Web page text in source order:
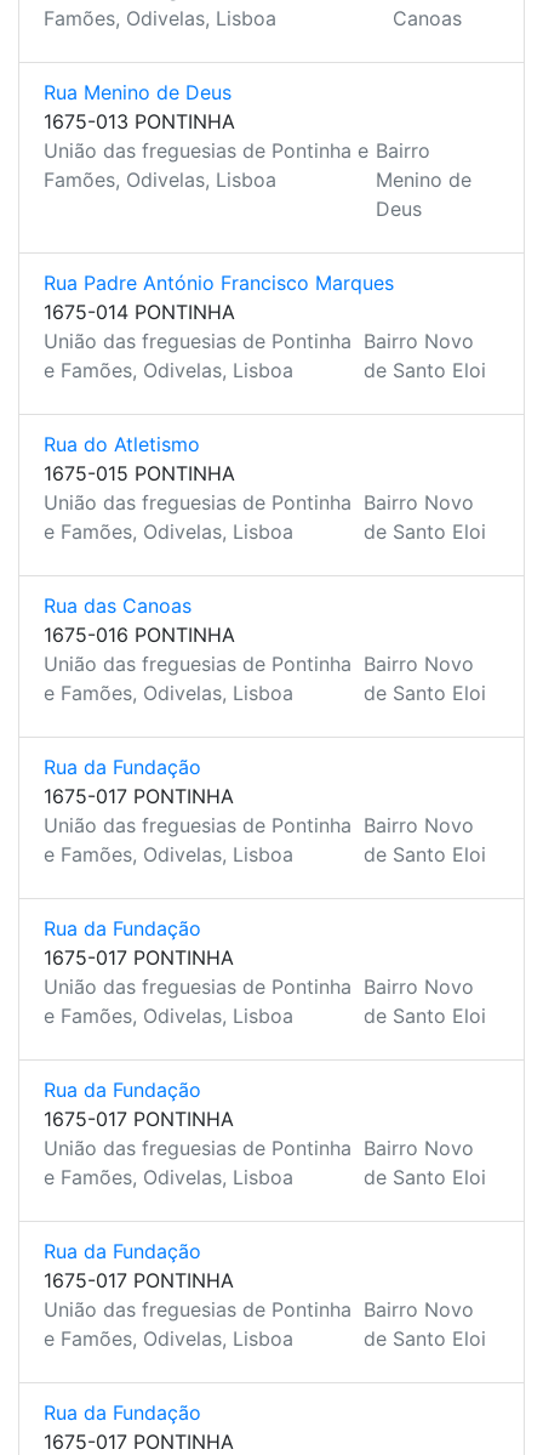
Famões, Odivelas, Lisboa
Canoas
Rua Menino de Deus
1675-013 PONTINHA
União das freguesias de Pontinha e
Famões, Odivelas, Lisboa
Bairro
Menino de
Deus
Rua Padre António Francisco Marques
1675-014 PONTINHA
União das freguesias de Pontinha
e Famões, Odivelas, Lisboa
Bairro Novo
de Santo Eloi
Rua do Atletismo
1675-015 PONTINHA
União das freguesias de Pontinha
e Famões, Odivelas, Lisboa
Bairro Novo
de Santo Eloi
Rua das Canoas
1675-016 PONTINHA
União das freguesias de Pontinha
e Famões, Odivelas, Lisboa
Bairro Novo
de Santo Eloi
Rua da Fundação
1675-017 PONTINHA
União das freguesias de Pontinha
e Famões, Odivelas, Lisboa
Bairro Novo
de Santo Eloi
Rua da Fundação
1675-017 PONTINHA
União das freguesias de Pontinha
e Famões, Odivelas, Lisboa
Bairro Novo
de Santo Eloi
Rua da Fundação
1675-017 PONTINHA
União das freguesias de Pontinha
e Famões, Odivelas, Lisboa
Bairro Novo
de Santo Eloi
Rua da Fundação
1675-017 PONTINHA
União das freguesias de Pontinha
e Famões, Odivelas, Lisboa
Bairro Novo
de Santo Eloi
Rua da Fundação
1675-017 PONTINHA